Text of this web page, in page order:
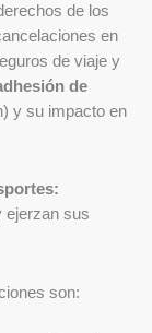
de los
en
de viaje y
de
y su impacto en
ejerzan sus
son: